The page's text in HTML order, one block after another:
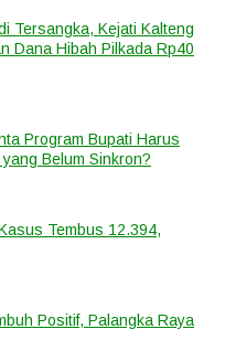
Tersangka, Kejati Kalteng
Dana Hibah Pilkada Rp40
Program Bupati Harus
Belum Sinkron?
Tembus 12.394,
Positif, Palangka Raya